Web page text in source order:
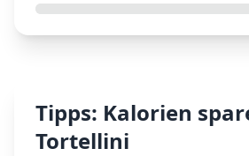
Tipps: Kalorien
Tortellini